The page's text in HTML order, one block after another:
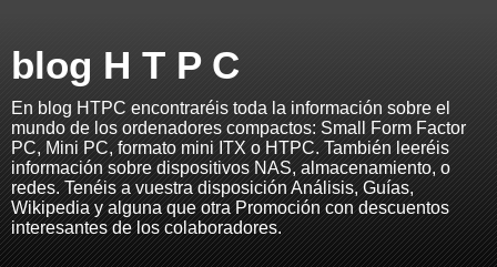
blog H T P C
En blog HTPC encontraréis toda la información sobre el
mundo de los ordenadores compactos: Small Form Factor
PC, Mini PC, formato mini ITX o HTPC. También leeréis
información sobre dispositivos NAS, almacenamiento, o
redes. Tenéis a vuestra disposición Análisis, Guías,
Wikipedia y alguna que otra Promoción con descuentos
interesantes de los colaboradores.